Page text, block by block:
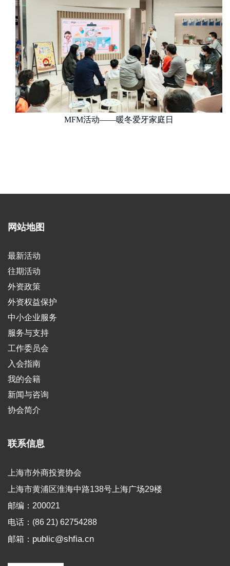
MFM活动——暖冬爱牙家庭日
网站地图
最新活动
往期活动
外资政策
外资权益保护
中小企业服务
服务与支持
工作委员会
入会指南
我的会籍
新闻与咨询
协会简介
联系信息
上海市外商投资协会
上海市黄浦区淮海中路138号上海广场29楼
邮编：200021
电话：(86 21) 62754288
邮箱： public@shfia.cn